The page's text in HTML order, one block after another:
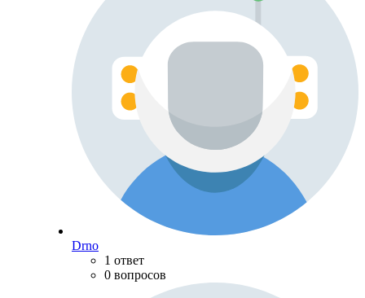
Drno
1 ответ
0 вопросов